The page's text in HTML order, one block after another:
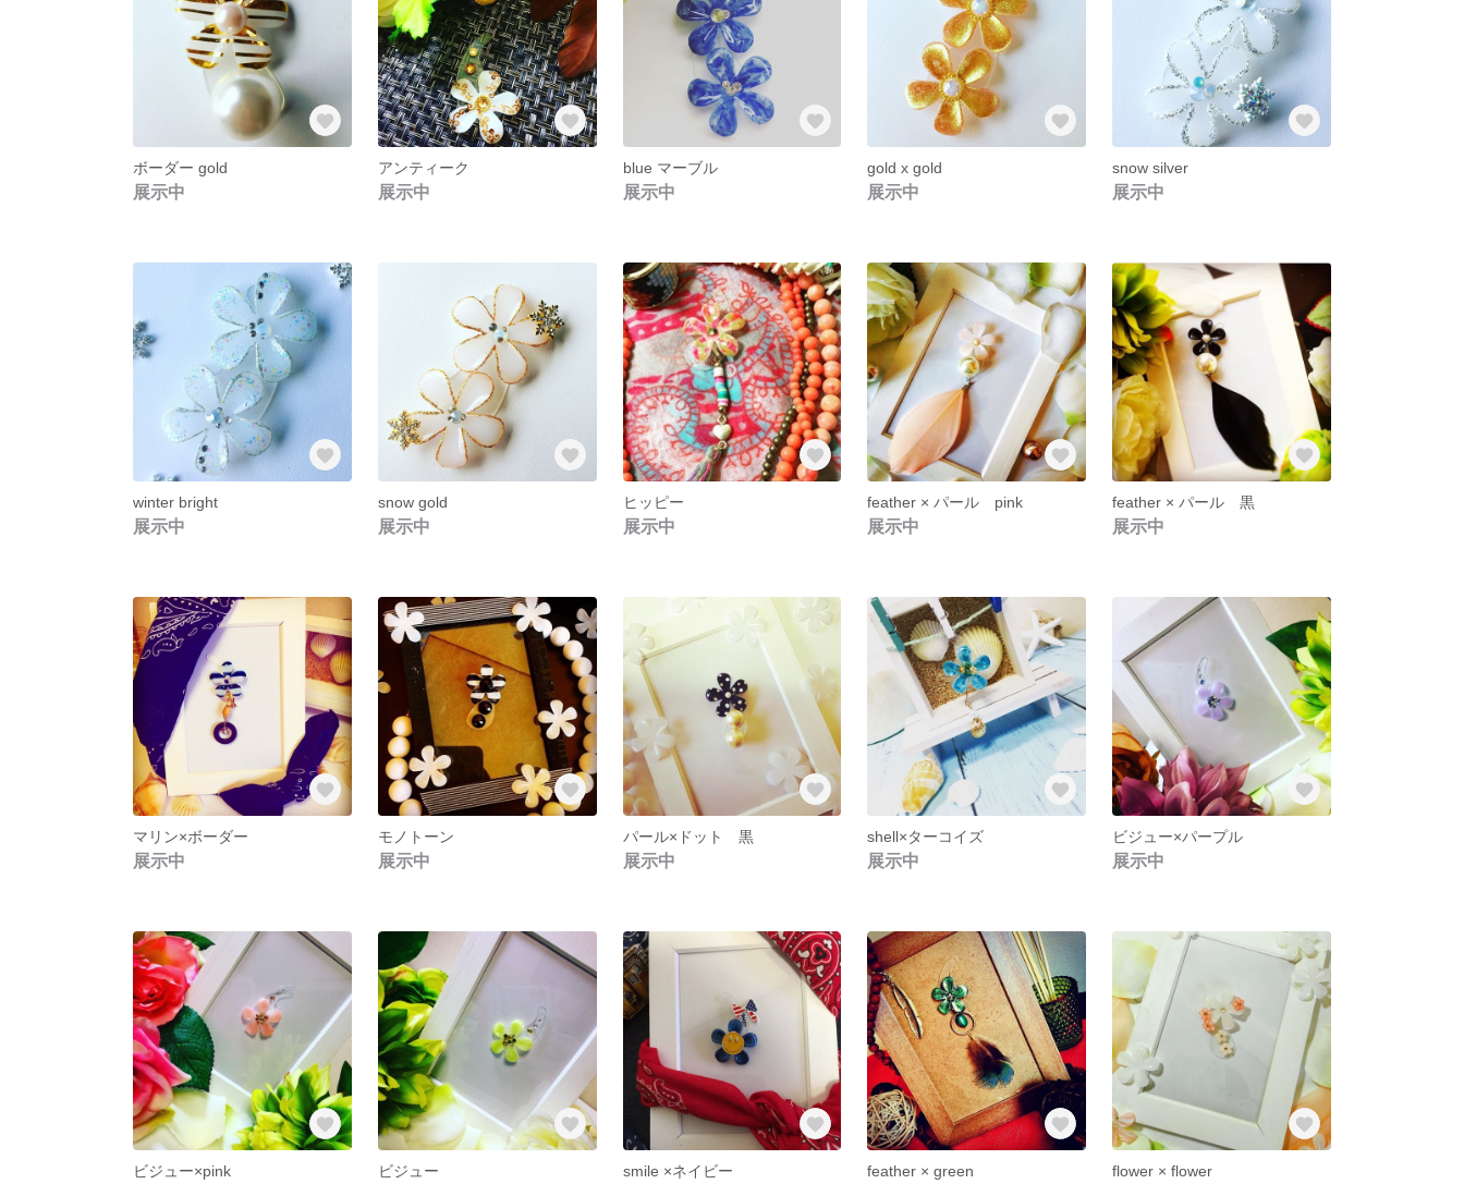
ボーダー gold
展示中
アンティーク
展示中
blue マーブル
展示中
gold x gold
展示中
snow silver
展示中
winter bright
展示中
snow gold
展示中
ヒッピー
展示中
feather × パール pink
展示中
feather × パール 黒
展示中
マリン×ボーダー
展示中
モノトーン
展示中
パール×ドット 黒
展示中
shell×ターコイズ
展示中
ビジュー×パープル
展示中
ビジュー×pink ビジュー smile ×ネイビー feather × green flower × flower